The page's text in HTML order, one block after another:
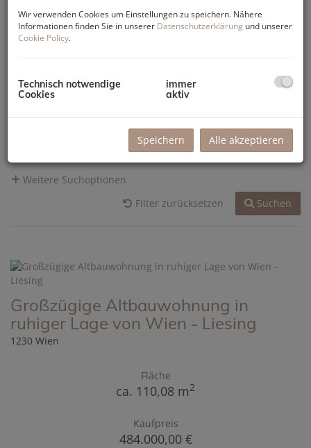
Preis
Wohnfläche (von/bis)
-
Weitere Suchoptionen
Filter zurücksetzen
Suchen
Großzügige Altbauwohnung in
ruhiger Lage von Wien - Liesing
1230 Wien
Fläche
ca. 110,08 m2
Kaufpreis
484.000,00 €
Wir verwenden Cookies um Einstellungen zu speichern. Nähere
Informationen finden Sie in unserer Datenschutzerklärung und unserer
Cookie Policy.
Technisch notwendige
Cookies
immer
aktiv
Speichern Alle akzeptieren